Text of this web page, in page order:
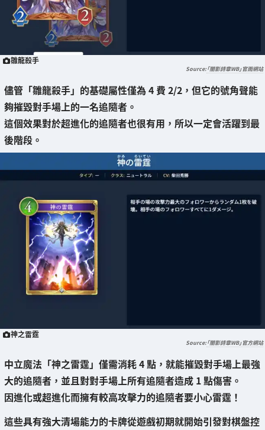
雛龍殺手
「闇影詩章WB」官雨網站
儘管「雛龍殺手」的基礎屬性僅為 4 費 2/2， 但它的號角聲能
夠摧毀對手場上的一名追隨者 。
這個效果對於超進化的追隨者也很有用，所以一定會活躍到最
後階段。
神之雷霆
「闇影詩章WB」官方網站
中立魔法「神之雷霆」僅需消耗 4 點， 就能摧毀對手場上最強
大的追隨者，並且對對手場上所有追隨者造成 1 點傷害 。
因進化或超進化而擁有較高攻擊力的追隨者要小心雷霆！
這些具有強大清場能力的卡牌從遊戲初期就開始引發對棋盤控